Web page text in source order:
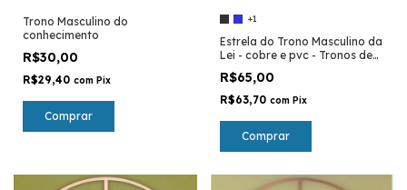
Trono Masculino do
conhecimento
R$30,00
R$29,40 com Pix
Comprar
+1
Estrela do Trono Masculino da
Lei - cobre e pvc - Tronos de
Deus
R$65,00
R$63,70 com Pix
Comprar